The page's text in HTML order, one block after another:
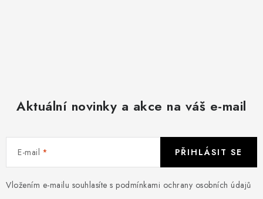
Aktuální novinky a akce na váš e-mail
E-mail
Vložením e-mailu souhlasíte s podmínkami ochrany osobních údajů
PŘIHLÁSIT SE